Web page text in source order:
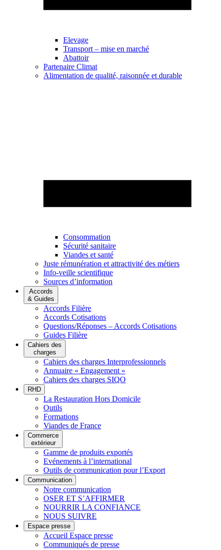
Elevage
Transport – mise en marché
Abattoir
Partenaire Climat
Alimentation de qualité, raisonnée et durable
Consommation
Sécurité sanitaire
Viandes et santé
Juste rémunération et attractivité des métiers
Info-veille scientifique
Sources d’information
Accords
& Guides
Accords Filière
Accords Cotisations
Questions/Réponses – Accords Cotisations
Guides Filière
Cahiers des
charges
Cahiers des charges Interprofessionnels
Annuaire « Engagement »
Cahiers des charges SIQO
RHD
La Restauration Hors Domicile
Outils
Formations
Viandes de France
Commerce
extérieur
Gamme de produits exportés
Evénements à l’international
Outils de communication pour l’Export
Communication
Notre communication
OSER ET S’AFFIRMER
NOURRIR LA CONFIANCE
NOUS SUIVRE
Espace presse
Accueil Espace presse
Communiqués de presse